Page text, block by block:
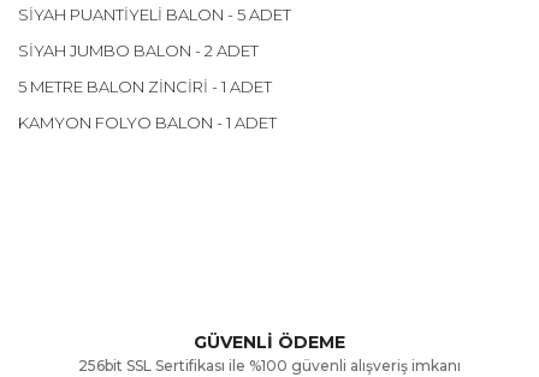
SİYAH PUANTİYELİ BALON - 5 ADET
SİYAH JUMBO BALON - 2 ADET
5 METRE BALON ZİNCİRİ - 1 ADET
KAMYON FOLYO BALON - 1 ADET
GÜVENLİ ÖDEME
256bit SSL Sertifikası ile %100 güvenli alışveriş imkanı